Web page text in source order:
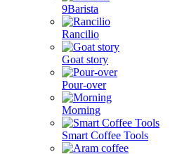
9Barista
Rancilio
Goat story
Pour-over
Morning
Smart Coffee Tools